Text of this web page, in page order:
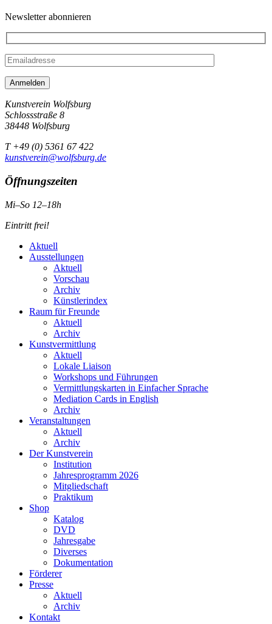
Newsletter abonnieren
Kunstverein Wolfsburg
Schlossstraße 8
38448 Wolfsburg
T +49 (0) 5361 67 422
kunstverein@wolfsburg.de
Öffnungszeiten
Mi–So 12–18h
Eintritt frei!
Aktuell
Ausstellungen
Aktuell
Vorschau
Archiv
Künstlerindex
Raum für Freunde
Aktuell
Archiv
Kunstvermittlung
Aktuell
Lokale Liaison
Workshops und Führungen
Vermittlungskarten in Einfacher Sprache
Mediation Cards in English
Archiv
Veranstaltungen
Aktuell
Archiv
Der Kunstverein
Institution
Jahresprogramm 2026
Mitgliedschaft
Praktikum
Shop
Katalog
DVD
Jahresgabe
Diverses
Dokumentation
Förderer
Presse
Aktuell
Archiv
Kontakt